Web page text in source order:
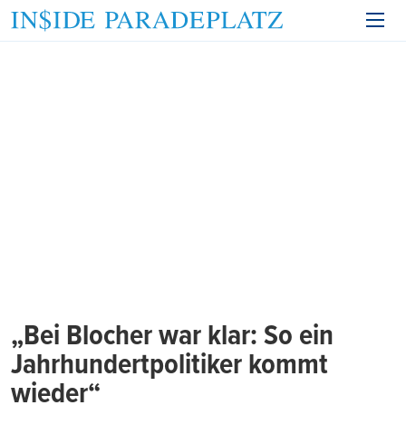
„Bei Blocher war klar: So ein
Jahrhundertpolitiker kommt
wieder“